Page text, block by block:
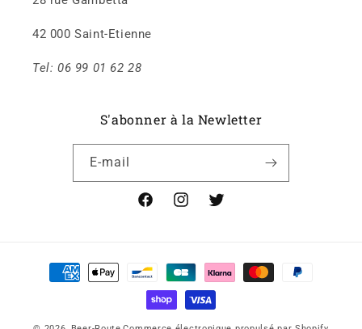
42 000 Saint-Etienne
Tel: 06 99 01 62 28
S'abonner à la Newletter
E-mail
FacebookInstagram
X
Moyens